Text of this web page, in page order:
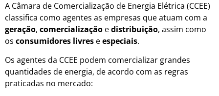
A Câmara de Comercialização de Energia Elétrica (CCEE)
classifica como agentes as empresas que atuam com a
geração, comercialização edistribuição, assim como
os consumidores livres eespeciais.
Os agentes da CCEE podem comercializar grandes
quantidades de energia, de acordo com as regras
praticadas no mercado: